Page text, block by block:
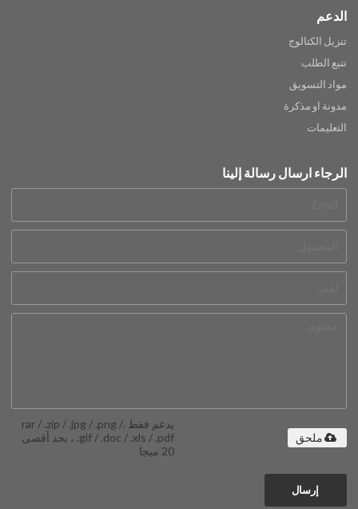
الدعم
تنزيل الكتالوج
تتبع الطلب
مواد التسويق
مدونة او مذكرة
التعليمات
الرجاء ارسال رسالة إلينا
يدعم فقط .rar / .zip / .jpg / .png /
.gif / .doc / .xls / .pdf ، بحد أقصى
20 ميجا
ملحق
إرسال